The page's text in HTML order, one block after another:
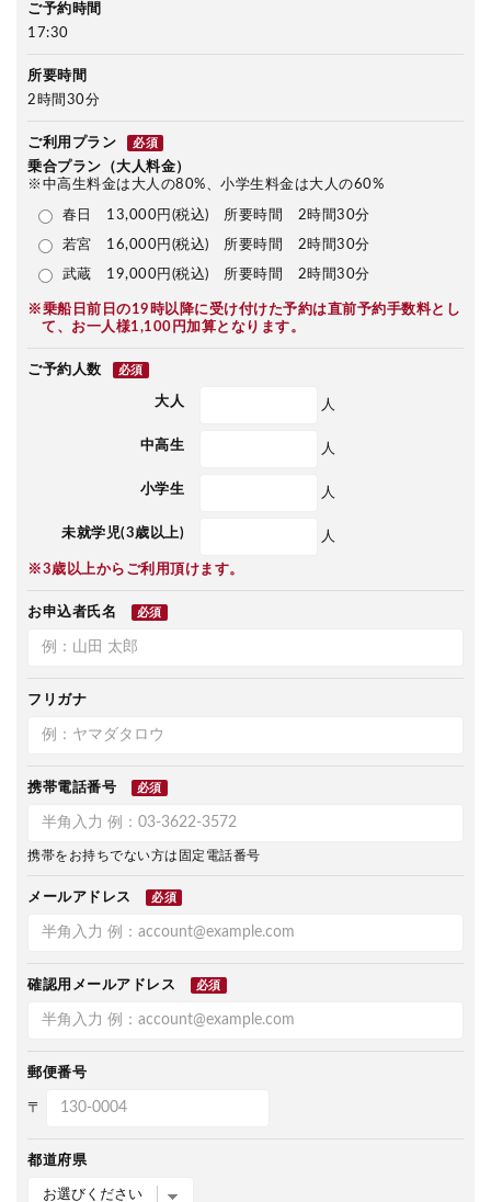
ご予約時間
17:30
所要時間
2時間30分
ご利用プラン 必須
乗合プラン（大人料金）
※中高生料金は大人の80%、小学生料金は大人の60%
春日 13,000円(税込) 所要時間 2時間30分
若宮 16,000円(税込) 所要時間 2時間30分
武蔵 19,000円(税込) 所要時間 2時間30分
※乗船日前日の19時以降に受け付けた予約は直前予約手数料とし
て、お一人様1,100円加算となります。
ご予約人数 必須
大人 人
中高生 人
小学生 人
未就学児(3歳以上) 人
※3歳以上からご利用頂けます。
お申込者氏名 必須
フリガナ
携帯電話番号 必須
携帯をお持ちでない方は固定電話番号
メールアドレス 必須
確認用メールアドレス 必須
郵便番号
〒
都道府県